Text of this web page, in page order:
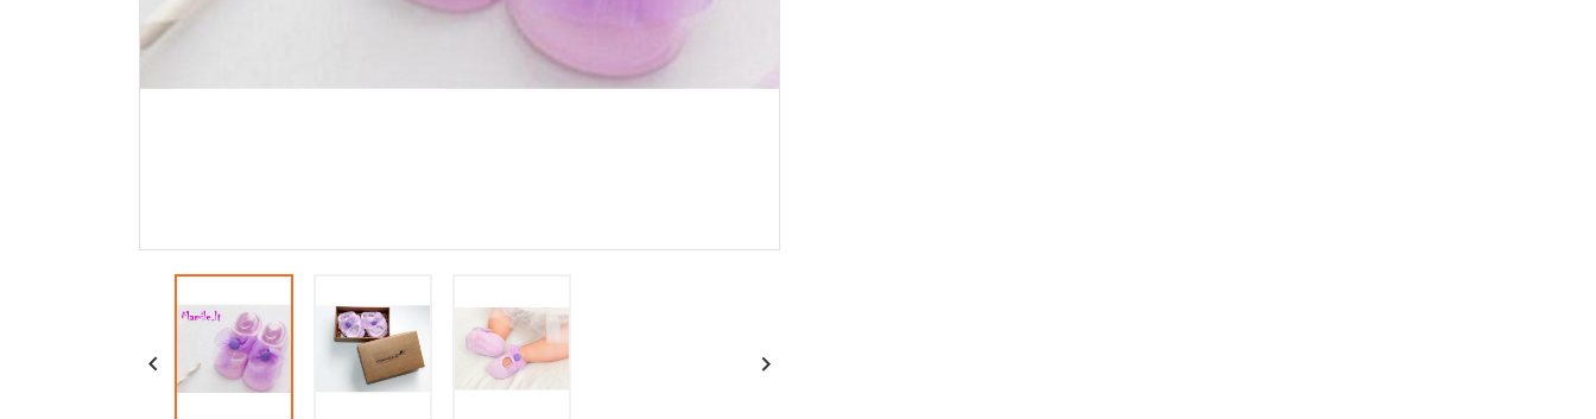
 